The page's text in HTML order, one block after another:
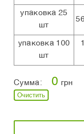
упаковка 25
шт
упаковка 100
шт
Сумма: 0 грн
Очистить